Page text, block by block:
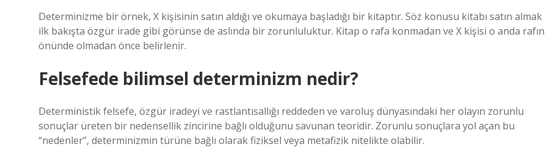
Determinizme bir örnek, X kişisinin satın aldığı ve okumaya başladığı bir kitaptır. Söz konusu kitabı satın almak
ilk bakışta özgür irade gibi görünse de aslında bir zorunluluktur. Kitap o rafa konmadan ve X kişisi o anda rafın
önünde olmadan önce belirlenir.
Felsefede bilimsel determinizm nedir?
Deterministik felsefe, özgür iradeyi ve rastlantısallığı reddeden ve varoluş dünyasındaki her olayın zorunlu
sonuçlar üreten bir nedensellik zincirine bağlı olduğunu savunan teoridir. Zorunlu sonuçlara yol açan bu
“nedenler”, determinizmin türüne bağlı olarak fiziksel veya metafizik nitelikte olabilir.